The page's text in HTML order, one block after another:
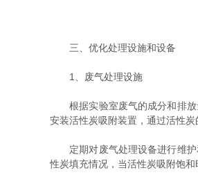
三、优化处理设施和设备
1、废气处理设施
根据实验室废气的成分和排放
安装活性炭吸附装置，通过活性炭
定期对废气处理设备进行维护
性炭填充情况，当活性炭吸附饱和